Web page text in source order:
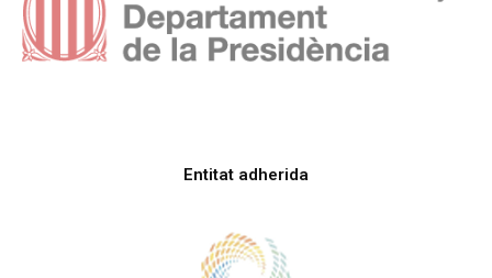
Entitat adherida